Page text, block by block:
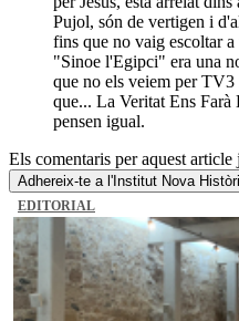
Pujol, són de vertigen i
fins que no vaig escoltar
"Sinoe l'Egipci" era una
que no els veiem per
que... La Veritat Ens Farà
pensen igual.
Els comentaris per aquest article
Adhereix-te a l'Institut Nova
EDITORIAL